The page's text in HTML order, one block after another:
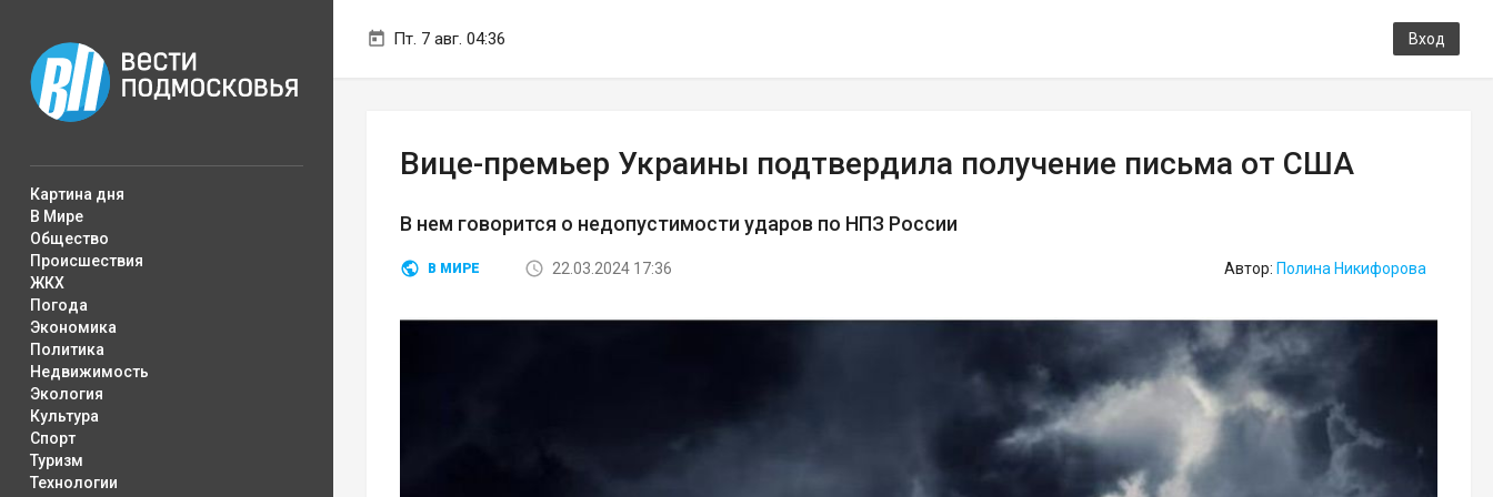
Пт. 7 авг. 04:36 Вход
Картина дня
В Мире
Общество
Происшествия
ЖКХ
Погода
Экономика
Политика
Недвижимость
Экология
Культура
Спорт
Туризм
Технологии
Вице-премьер Украины подтвердила получение письма от США
В нем говорится о недопустимости ударов по НПЗ России
В МИРЕ 22.03.2024 17:36 Автор: Полина Никифорова